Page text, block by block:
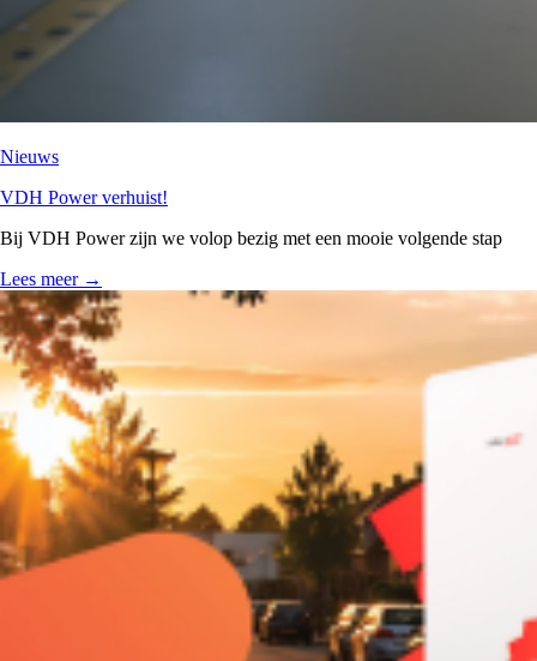
Nieuws
VDH Power verhuist!
Bij VDH Power zijn we volop bezig met een mooie volgende stap
Lees meer →